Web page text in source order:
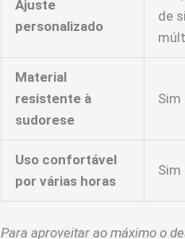
Ajuste
personalizado
de
Material
resistente à
sudorese
Sim
Uso confortável
por várias horas
Sim
Para aproveitar ao máximo o